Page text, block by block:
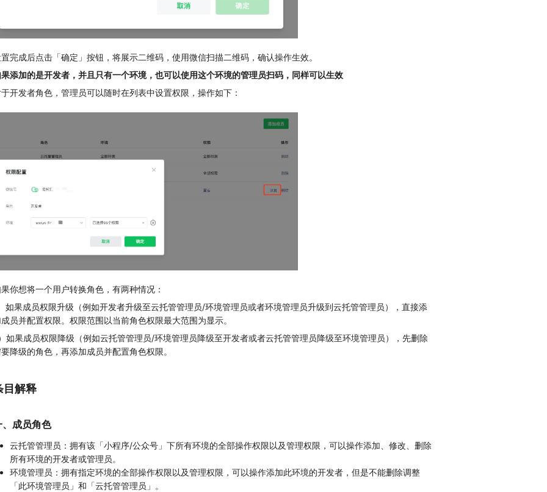
完成后点击「确定」按钮，将展示二维码，使用微信扫描二维码，确认操作生效。
添加的是开发者，并且只有一个环境，也可以使用这个环境的管理员扫码，同样可以生效
开发者角色，管理员可以随时在列表中设置权限，操作如下：
你想将一个用户转换角色，有两种情况：
如果成员权限升级（例如开发者升级至云托管管理员/环境管理员或者环境管理员升级到云托管管理员），直接添
员并配置权限。权限范围以当前角色权限最大范围为显示。
如果成员权限降级（例如云托管管理员/环境管理员降级至开发者或者云托管管理员降级至环境管理员），先删除
降级的角色，再添加成员并配置角色权限。
目解释
、成员角色
云托管管理员：拥有该「小程序/公众号」下所有环境的全部操作权限以及管理权限，可以操作添加、修改、删除
所有环境的开发者或管理员。
环境管理员：拥有指定环境的全部操作权限以及管理权限，可以操作添加此环境的开发者，但是不能删除调整
「此环境管理员」和「云托管管理员」。